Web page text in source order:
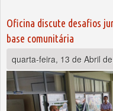
Oficina discute desafios
base comunitária
quarta-feira, 13 de Abril